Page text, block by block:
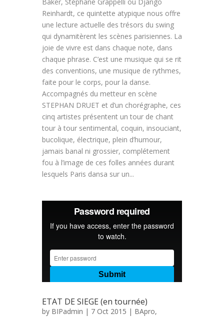
Baker, Stéphane Grappelli ou Django
Reinhardt, ce quintette atypique nous offre
une lecture actuelle des trésors du swing
qui dynamitèrent les scènes parisiennes. La
joie de vivre est dans chaque note, dans
chaque phrase. C’est une musique qui se rit
des conventions, une musique de rythmes,
faite pour le corps, pour la danse.
Accompagnés du metteur en scène
STEPHAN DRUET et d’un chorégraphe, ces
cinq artistes présentent un tour de chant
tour à tour sentimental, coquin, insouciant,
bucolique, électrique, plein d’humour,
jamais banal ni grossier, complétement
fou à l’image de ces folles années durant
lesquels Paris dansa sur un...
ETAT DE SIEGE (en tournée)
by BIPadmin | 7 Oct 2015 | BApro,